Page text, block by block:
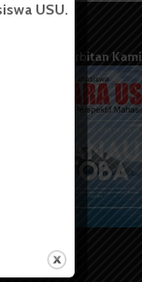
Terbitan Kami
USU.